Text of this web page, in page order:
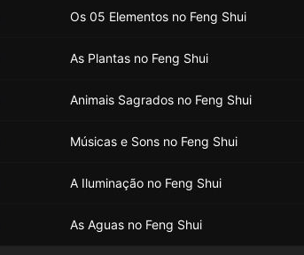
Os 05 Elementos no Feng Shui
As Plantas no Feng Shui
Animais Sagrados no Feng Shui
Músicas e Sons no Feng Shui
A Iluminação no Feng Shui
As Aguas no Feng Shui